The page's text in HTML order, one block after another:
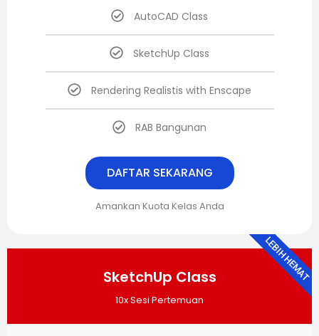
AutoCAD Class
SketchUp Class
Rendering Realistis with Enscape
RAB Bangunan
DAFTAR SEKARANG
Amankan Kuota Kelas Anda
LEBIH HEMAT
SketchUp Class
10x Sesi Pertemuan